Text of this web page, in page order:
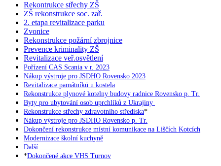
Rekontrukce střechy ZŠ
ZŠ rekonstrukce soc. zař.
2. etapa revitalizace parku
Zvonice
Rekonstrukce požární zbrojnice
Prevence kriminality ZŠ
Revitalizace veř.osvětlení
Pořízení CAS Scania v r. 2023
Nákup výstroje pro JSDHO Rovensko 2023
Revitalizace památníků u kostela
Rekonstrukce plynové kotelny budovy radnice Rovensko p. Tr.
Byty pro ubytování osob uprchlíků z Ukrajiny
Rekonstrukce střechy zdravotního střediska*
Nákup výstroje pro JSDHO Rovensko p. Tr.
Dokončení rekonstrukce místní komunikace na Liščích Kotcích
Modernizace školní kuchyně
Další ............
*Dokončené akce VHS Turnov